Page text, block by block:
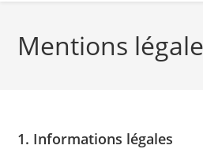
Mentions
1. Informations légales